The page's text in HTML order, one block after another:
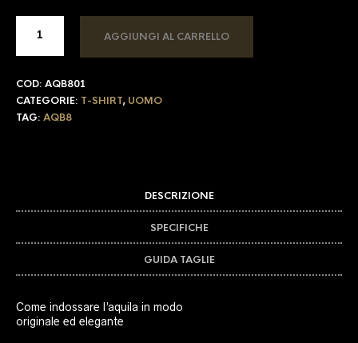
AGGIUNGI AL CARRELLO
COD: AQB801
CATEGORIE: T-SHIRT, UOMO
TAG: AQB8
DESCRIZIONE
SPECIFICHE
GUIDA TAGLIE
Come indossare l’aquila in modo
originale ed elegante